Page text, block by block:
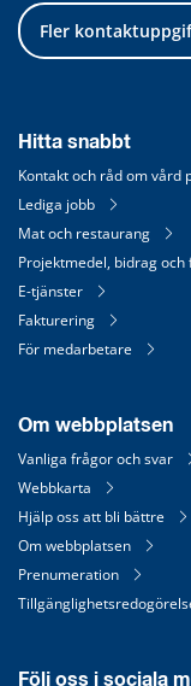
Fler
Hitta snabbt
Kontakt och råd om vård
Lediga jobb
Mat och restaurang
Projektmedel, bidrag
E-tjänster
Fakturering
För medarbetare
Om webbplatsen
Vanliga frågor och svar
Webbkarta
Hjälp oss att bli bättre
Om webbplatsen
Prenumeration
Följ oss i sociala